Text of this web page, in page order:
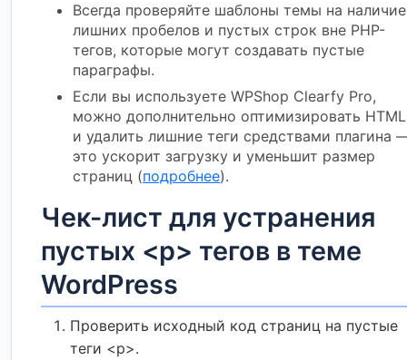
Всегда проверяйте шаблоны темы на наличие
лишних пробелов и пустых строк вне PHP-
тегов, которые могут создавать пустые
параграфы.
Если вы используете WPShop Clearfy Pro,
можно дополнительно оптимизировать HTML
и удалить лишние теги средствами плагина
это ускорит загрузку и уменьшит размер
страниц (подробнее).
Чек-лист для устранения
пустых <p> тегов в теме
WordPress
Проверить исходный код страниц на пустые
теги <p>.